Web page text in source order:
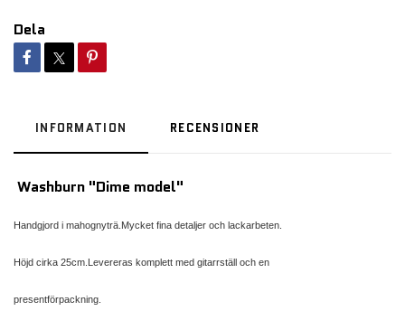
Dela
INFORMATION RECENSIONER
Washburn "Dime model"
Handgjord i mahognyträ.Mycket fina detaljer och lackarbeten.
Höjd cirka 25cm.Levereras komplett med gitarrställ och en
presentförpackning.